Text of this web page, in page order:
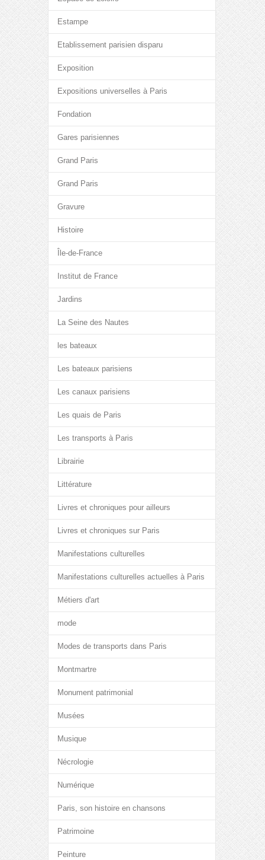
Estampe
Etablissement parisien disparu
Exposition
Expositions universelles à Paris
Fondation
Gares parisiennes
Grand Paris
Grand Paris
Gravure
Histoire
Île-de-France
Institut de France
Jardins
La Seine des Nautes
les bateaux
Les bateaux parisiens
Les canaux parisiens
Les quais de Paris
Les transports à Paris
Librairie
Littérature
Livres et chroniques pour ailleurs
Livres et chroniques sur Paris
Manifestations culturelles
Manifestations culturelles actuelles à Paris
Métiers d'art
mode
Modes de transports dans Paris
Montmartre
Monument patrimonial
Musées
Musique
Nécrologie
Numérique
Paris, son histoire en chansons
Patrimoine
Peinture